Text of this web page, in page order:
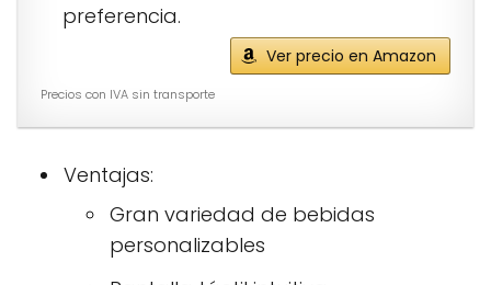
preferencia.
Ver precio en Amazon
Precios con IVA sin transporte
Ventajas:
Gran variedad de bebidas
personalizables